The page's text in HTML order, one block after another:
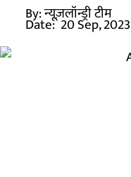
By:न्यूज़लॉन्ड्री टीम
Date: 20 Sep, 2023